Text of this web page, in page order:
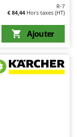
R-7
€ 84,44Hors taxes (HT)
Ajouter